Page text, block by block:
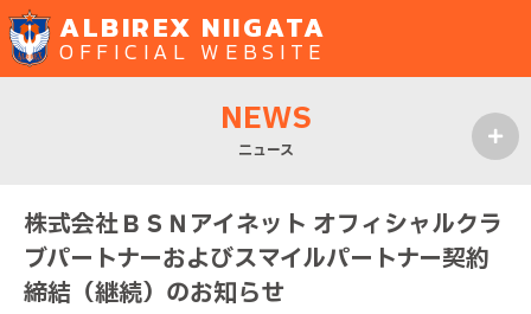
ALBIREX NIIGATA
OFFICIAL WEBSITE
NEWS
ニュース
株式会社ＢＳＮアイネット オフィシャルクラ
ブパートナーおよびスマイルパートナー契約
締結（継続）のお知らせ